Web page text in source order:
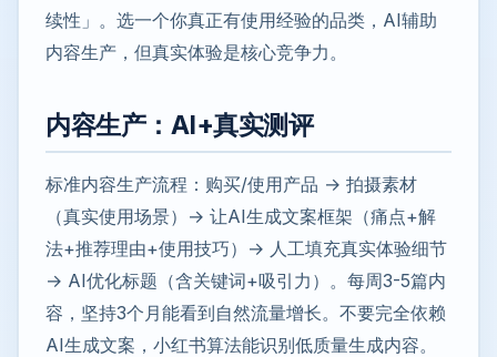
续性」。选一个你真正有使用经验的品类，AI辅助
内容生产，但真实体验是核心竞争力。
内容生产：AI+真实测评
标准内容生产流程：购买/使用产品 → 拍摄素材
（真实使用场景）→ 让AI生成文案框架（痛点+解
法+推荐理由+使用技巧）→ 人工填充真实体验细节
→ AI优化标题（含关键词+吸引力）。每周3-5篇内
容，坚持3个月能看到自然流量增长。不要完全依赖
AI生成文案，小红书算法能识别低质量生成内容。